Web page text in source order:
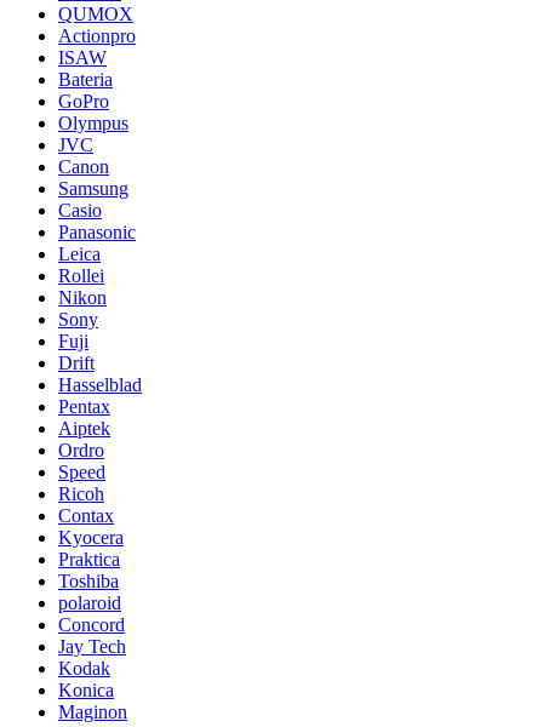
QUMOX
Actionpro
ISAW
Bateria
GoPro
Olympus
JVC
Canon
Samsung
Casio
Panasonic
Leica
Rollei
Nikon
Sony
Fuji
Drift
Hasselblad
Pentax
Aiptek
Ordro
Speed
Ricoh
Contax
Kyocera
Praktica
Toshiba
polaroid
Concord
Jay Tech
Kodak
Konica
Maginon